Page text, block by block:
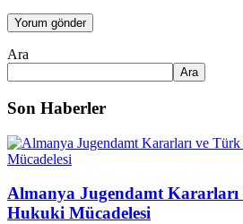
Ara
Ara
Son Haberler
Almanya Jugendamt
Hukuki Mücadelesi